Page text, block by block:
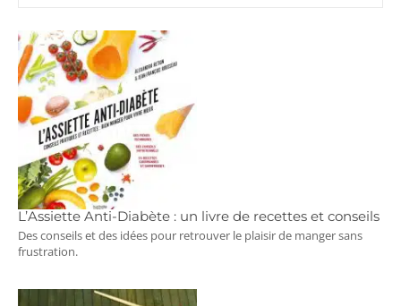
L’Assiette Anti-Diabète : un livre de recettes et conseils
Des conseils et des idées pour retrouver le plaisir de manger sans
frustration.